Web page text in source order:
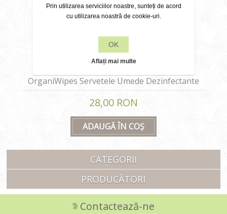
ADAUGĂ ÎN COȘ
OrganiWipes Servetele Umede Dezinfectante
OrganiCup
28,00 RON
CATEGORII
PRODUCĂTORI
Contactează-ne
Prin utilizarea serviciilor noastre, sunteți de acord
cu utilizarea noastră de cookie-uri.
OK
Aflați mai multe